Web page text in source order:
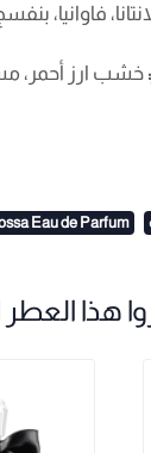
فاوانيا،
خشب ارز أحمر،
Eau de Parfum
هذا العطر